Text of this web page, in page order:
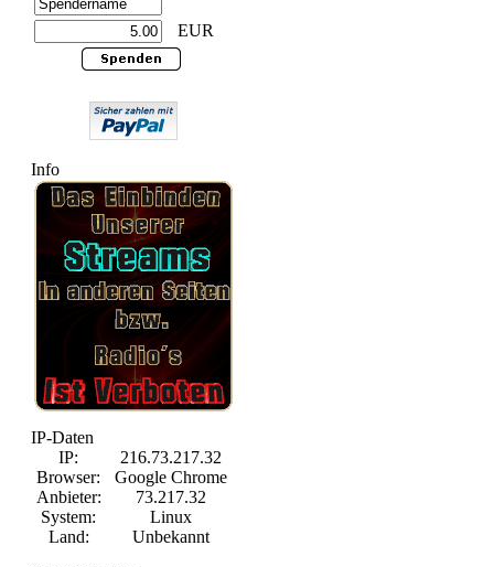
EUR
Info
IP-Daten
IP:
216.73.217.32
Browser:
Google Chrome
Anbieter:
73.217.32
System:
Linux
Land:
Unbekannt